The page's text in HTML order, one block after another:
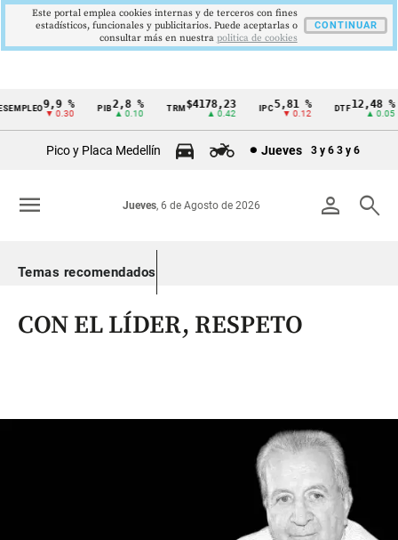
Cintillo
Colombia
9,9 %
▼ 0.30
PIB2,8 %
▲ 0.10
TRM$4178,23
▲ 0.42
5,81 %
▼ 0.12
DTF12,48 %
▲ 0.05
Pico y Placa Medellín Jueves 3 y 6 3 y 6
person search
Jueves, 6 de Agosto de 2026
menu
Temas recomendados
CON EL LÍDER, RESPETO
Este portal emplea cookies internas y de terceros con fines
estadísticos, funcionales y publicitarios. Puede aceptarlas o
consultar más en nuestra politica de cookies
CONTINUAR